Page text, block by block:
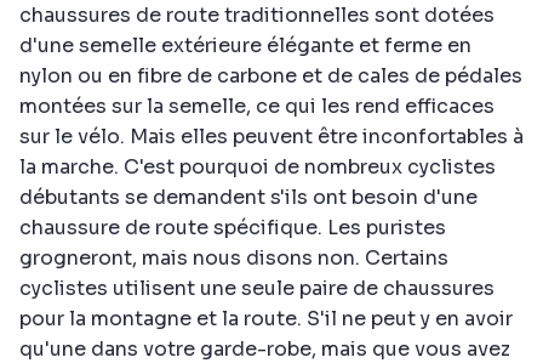
chaussures de route traditionnelles sont dotées
d'une semelle extérieure élégante et ferme en
nylon ou en fibre de carbone et de cales de pédales
montées sur la semelle, ce qui les rend efficaces
sur le vélo. Mais elles peuvent être inconfortables à
la marche. C'est pourquoi de nombreux cyclistes
débutants se demandent s'ils ont besoin d'une
chaussure de route spécifique. Les puristes
grogneront, mais nous disons non. Certains
cyclistes utilisent une seule paire de chaussures
pour la montagne et la route. S'il ne peut y en avoir
qu'une dans votre garde-robe, mais que vous avez